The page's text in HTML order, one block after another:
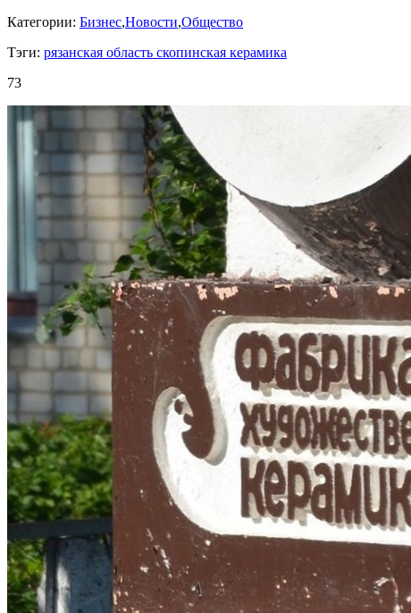
Категории: Бизнес,Новости,Общество
Тэги: рязанская область скопинская керамика
73